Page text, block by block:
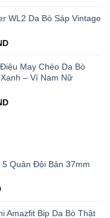
is:
WL2 Da Bò Sáp Vintage
Current
is:
399.000 VND.
May Chéo Da Bò
– Ví Nam Nữ
Current
Quân Đội Bản 37mm
Current
is:Amazfit Bip Da Bò Thật